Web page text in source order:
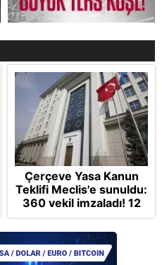
Çerçeve Yasa Kanun
Teklifi Meclis'e sunuldu:
360 vekil imzaladı! 12
maddede tüm detaylar
Takvim'de: Silah
bırakmada tespit ve
teyit MGK'da